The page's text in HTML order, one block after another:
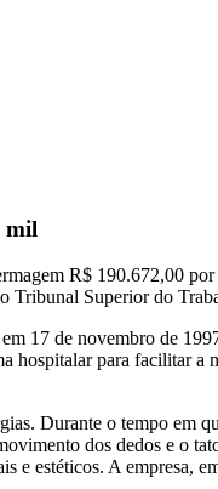
mil
R$ 190.672,00
Superior do
17 de novembro de
para facilitar a
Durante o tempo em
dos dedos e o
e estéticos. A empresa,